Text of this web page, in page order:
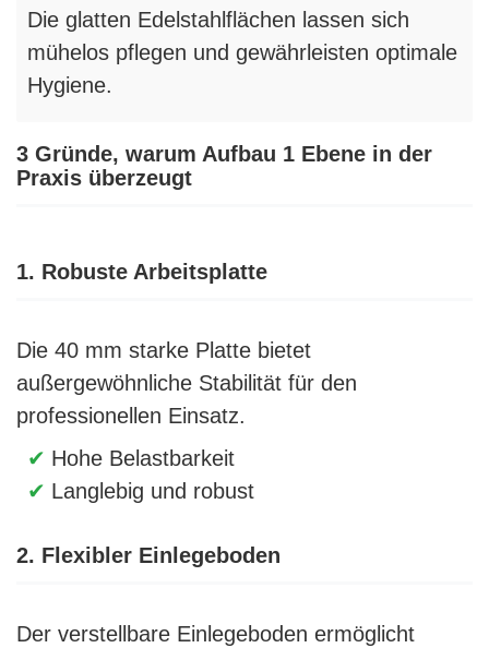
Die glatten Edelstahlflächen lassen sich
mühelos pflegen und gewährleisten optimale
Hygiene.
3 Gründe, warum Aufbau 1 Ebene in der
Praxis überzeugt
1. Robuste Arbeitsplatte
Die 40 mm starke Platte bietet
außergewöhnliche Stabilität für den
professionellen Einsatz.
Hohe Belastbarkeit
Langlebig und robust
2. Flexibler Einlegeboden
Der verstellbare Einlegeboden ermöglicht